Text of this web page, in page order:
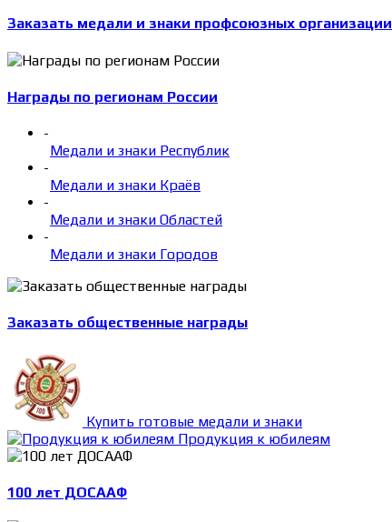
Заказать медали и знаки профсоюзных организации
Награды по регионам России
-
Медали и знаки Республик
-
Медали и знаки Краёв
-
Медали и знаки Областей
-
Медали и знаки Городов
Заказать общественные награды
Купить готовые медали и знаки
Продукция к юбилеям
100 лет ДОСААФ